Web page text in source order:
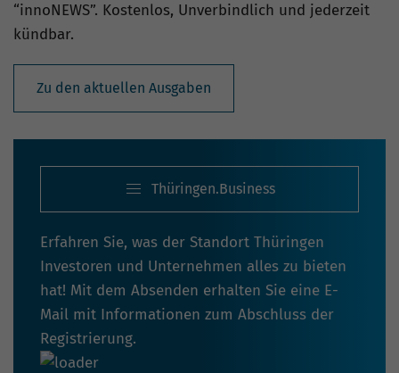
“innoNEWS”. Kostenlos, Unverbindlich und jederzeit
kündbar.
Zu den aktuellen Ausgaben
Thüringen.Business
Erfahren Sie, was der Standort Thüringen
Investoren und Unternehmen alles zu bieten
hat! Mit dem Absenden erhalten Sie eine E-
Mail mit Informationen zum Abschluss der
Registrierung.